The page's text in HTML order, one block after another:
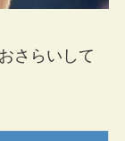
さらいして